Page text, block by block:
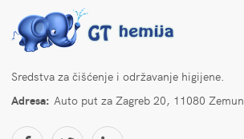
Sredstva za čišćenje i održavanje higijene.
Adresa: Auto put za Zagreb 20, 11080 Zemun